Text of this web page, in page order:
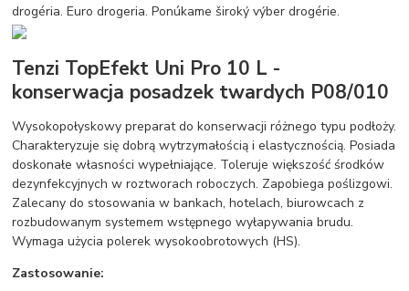
drogéria. Euro drogeria. Ponúkame široký výber drogérie.
Tenzi TopEfekt Uni Pro 10 L -
konserwacja posadzek twardych P08/010
Wysokopołyskowy preparat do konserwacji różnego typu podłoży.
Charakteryzuje się dobrą wytrzymałością i elastycznością. Posiada
doskonałe własności wypełniające. Toleruje większość środków
dezynfekcyjnych w roztworach roboczych. Zapobiega poślizgowi.
Zalecany do stosowania w bankach, hotelach, biurowcach z
rozbudowanym systemem wstępnego wyłapywania brudu.
Wymaga użycia polerek wysokoobrotowych (HS).
Zastosowanie: